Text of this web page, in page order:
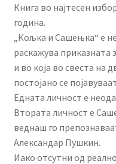
Книга во најтесен
година.
„Кољка и Сашењка“ е
раскажува
и во која во свеста на
постојано се
Едната личност е
Втората личност е
веднаш го
Александар Пушкин.
Иако отсутни од